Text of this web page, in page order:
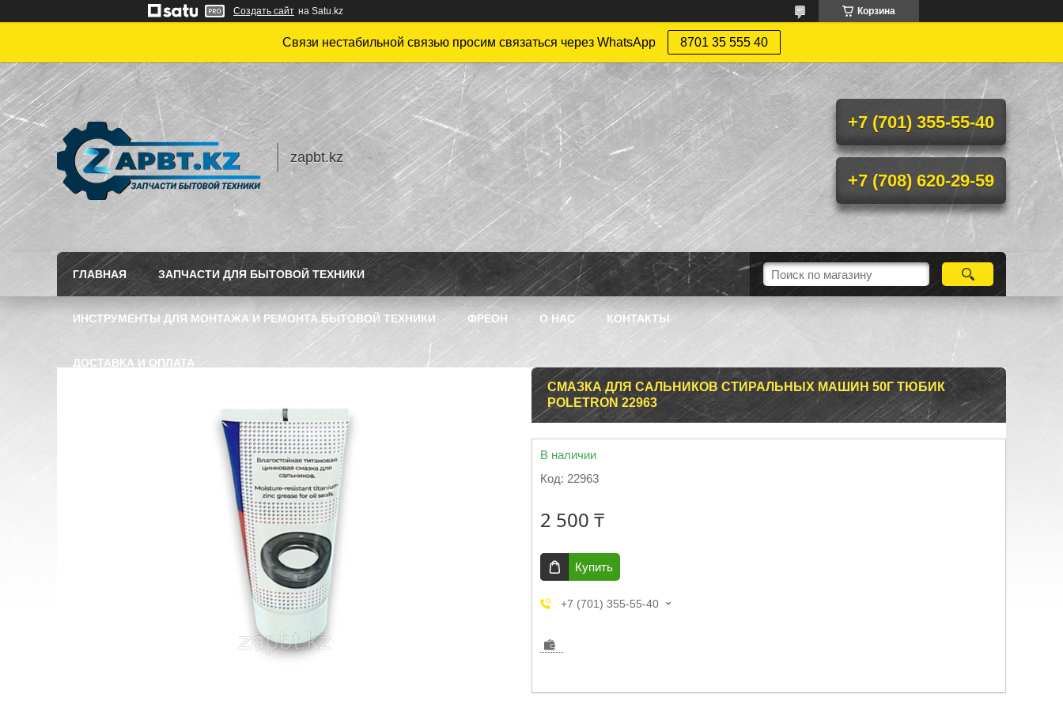
Создать сайт на Satu.kz Корзина
Связи нестабильной связью просим связаться через WhatsApp 8701 35 555 40
zapbt.kz
+7 (701) 355-55-40
+7 (708) 620-29-59
ГЛАВНАЯ ЗАПЧАСТИ ДЛЯ БЫТОВОЙ ТЕХНИКИ
ИНСТРУМЕНТЫ ДЛЯ МОНТАЖА И РЕМОНТА БЫТОВОЙ ТЕХНИКИ ФРЕОН О НАС КОНТАКТЫ
ДОСТАВКА И ОПЛАТА
СМАЗКА ДЛЯ САЛЬНИКОВ СТИРАЛЬНЫХ МАШИН 50Г ТЮБИК
POLETRON 22963
В наличии
Код: 22963
2 500 ₸
Купить
+7 (701) 355-55-40